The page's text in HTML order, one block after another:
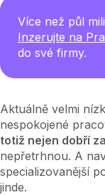
Více než půl
Inzerujte na
do své firmy.
Aktuálně velmi
nespokojené
totiž nejen dobří
nepřetrhnou. A
specializovanější
jinde.